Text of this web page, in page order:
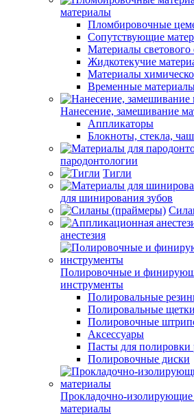
материалы
Пломбировочные
Сопутствующие
Материалы светового
Жидкотекучие
Материалы
Временные
Нанесение, замешивание
Аппликаторы
Блокноты, стекла,
пародонтологии
Тигли
для шинирования зубов
анестезия
Полировочные и
инструменты
Полировальные
Полировальные щетки
Полировочные
Аксессуары
Пасты для полировки
Полировочные диски
Прокладочно-
материалы